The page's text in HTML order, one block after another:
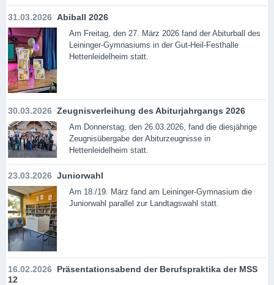
31.03.2026 Abiball 2026
Am Freitag, den 27. März 2026 fand der Abiturball des
Leininger-Gymnasiums in der Gut-Heil-Festhalle
Hettenleidelheim statt.
30.03.2026 Zeugnisverleihung des Abiturjahrgangs 2026
Am Donnerstag, den 26.03.2026, fand die diesjährige
Zeugnisübergabe der Abiturzeugnisse in
Hettenleidelheim statt.
23.03.2026 Juniorwahl
Am 18./19. März fand am Leininger-Gymnasium die
Juniorwahl parallel zur Landtagswahl statt.
16.02.2026 Präsentationsabend der Berufspraktika der MSS
12